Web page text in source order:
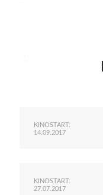
KINOSTART:
14.09.2017
KINOSTART:
27.07.2017